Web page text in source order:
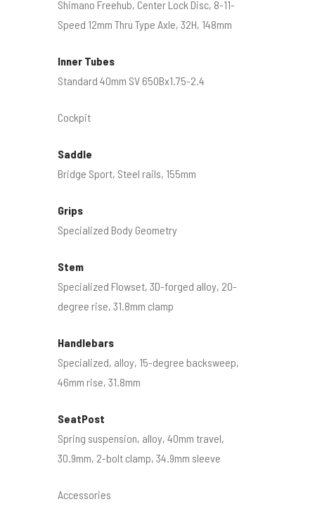
Shimano Freehub, Center Lock Disc, 8-11-
Speed 12mm Thru Type Axle, 32H, 148mm
Inner Tubes
Standard 40mm SV 650Bx1.75-2.4
Cockpit
Saddle
Bridge Sport, Steel rails, 155mm
Grips
Specialized Body Geometry
Stem
Specialized Flowset, 3D-forged alloy, 20-
degree rise, 31.8mm clamp
Handlebars
Specialized, alloy, 15-degree backsweep,
46mm rise, 31.8mm
SeatPost
Spring suspension, alloy, 40mm travel,
30.9mm, 2-bolt clamp, 34.9mm sleeve
Accessories